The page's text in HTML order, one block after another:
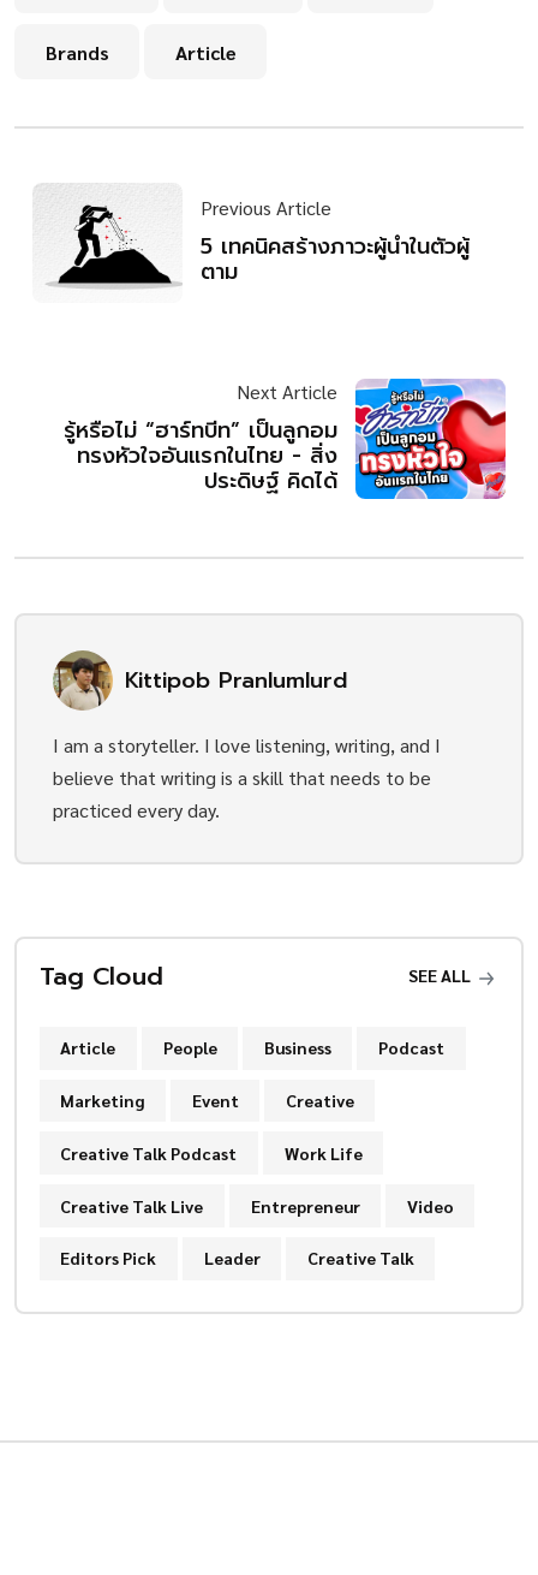
Brands Article
Previous Article
5 เทคนิคสร้างภาวะผู้นำในตัวผู้
ตาม
Next Article
รู้หรือไม่ “ฮาร์ทบีท” เป็นลูกอม
ทรงหัวใจอันแรกในไทย - สิ่ง
ประดิษฐ์ คิดได้
Kittipob Pranlumlurd
I am a storyteller. I love listening, writing, and I
believe that writing is a skill that needs to be
practiced every day.
Tag Cloud SEE ALL
Article People Business Podcast
Marketing Event Creative
Creative Talk Podcast Work Life
Creative Talk Live Entrepreneur Video
Editors Pick Leader Creative Talk